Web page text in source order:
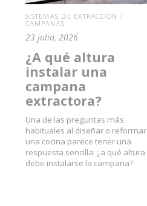
SISTEMAS DE EXTRACCIÓN /
CAMPANAS
23 julio, 2026
¿A qué altura
instalar una
campana
extractora?
Una de las preguntas más
habituales al diseñar o reformar
una cocina parece tener una
respuesta sencilla: ¿a qué altura
debe instalarse la campana?